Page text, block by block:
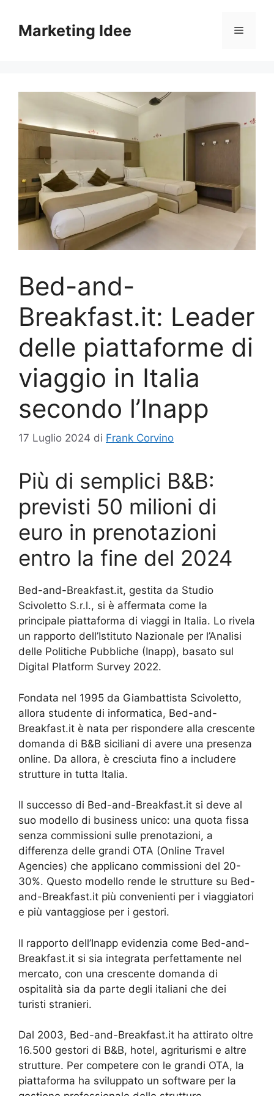
contenuto
Marketing Idee Menu
Bed-and-
Breakfast.it: Leader
delle piattaforme di
viaggio in Italia
secondo l’Inapp
17 Luglio 2024 di Frank Corvino
Più di semplici B&B:
previsti 50 milioni di
euro in prenotazioni
entro la fine del 2024
Bed-and-Breakfast.it, gestita da Studio
Scivoletto S.r.l., si è affermata come la
principale piattaforma di viaggi in Italia. Lo rivela
un rapporto dell’Istituto Nazionale per l’Analisi
delle Politiche Pubbliche (Inapp), basato sul
Digital Platform Survey 2022.
Fondata nel 1995 da Giambattista Scivoletto,
allora studente di informatica, Bed-and-
Breakfast.it è nata per rispondere alla crescente
domanda di B&B siciliani di avere una presenza
online. Da allora, è cresciuta fino a includere
strutture in tutta Italia.
Il successo di Bed-and-Breakfast.it si deve al
suo modello di business unico: una quota fissa
senza commissioni sulle prenotazioni, a
differenza delle grandi OTA (Online Travel
Agencies) che applicano commissioni del 20-
30%. Questo modello rende le strutture su Bed-
and-Breakfast.it più convenienti per i viaggiatori
e più vantaggiose per i gestori.
Il rapporto dell’Inapp evidenzia come Bed-and-
Breakfast.it si sia integrata perfettamente nel
mercato, con una crescente domanda di
ospitalità sia da parte degli italiani che dei
turisti stranieri.
Dal 2003, Bed-and-Breakfast.it ha attirato oltre
16.500 gestori di B&B, hotel, agriturismi e altre
strutture. Per competere con le grandi OTA, la
piattaforma ha sviluppato un software per la